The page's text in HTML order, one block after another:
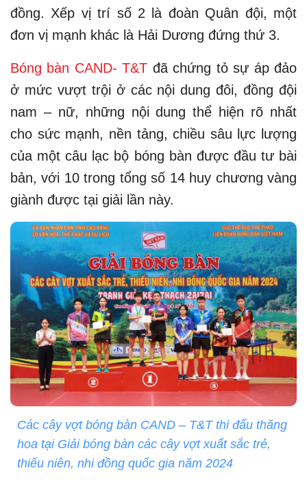
đồng. Xếp vị trí số 2 là đoàn Quân đội, một
đơn vị mạnh khác là Hải Dương đứng thứ 3.
Bóng bàn CAND- T&T đã chứng tỏ sự áp đảo
ở mức vượt trội ở các nội dung đôi, đồng đội
nam – nữ, những nội dung thể hiện rõ nhất
cho sức mạnh, nền tảng, chiều sâu lực lượng
của một câu lạc bộ bóng bàn được đầu tư bài
bản, với 10 trong tổng số 14 huy chương vàng
giành được tại giải lần này.
Các cây vợt bóng bàn CAND – T&T thi đấu thăng
hoa tại Giải bóng bàn các cây vợt xuất sắc trẻ,
thiếu niên, nhi đồng quốc gia năm 2024